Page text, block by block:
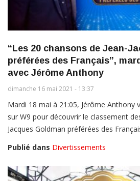
“Les 20 chansons de Jean-
préférées des Français”,
avec Jérôme Anthony
dimanche 16 mai 2021 - 13:37
Mardi 18 mai à 21:05, Jérôme Anthony
sur W9 pour découvrir le classement
Jacques Goldman préférées des
Publié dans Divertissements